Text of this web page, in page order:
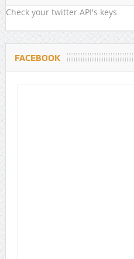
Check your twitter API's keys
FACEBOOK